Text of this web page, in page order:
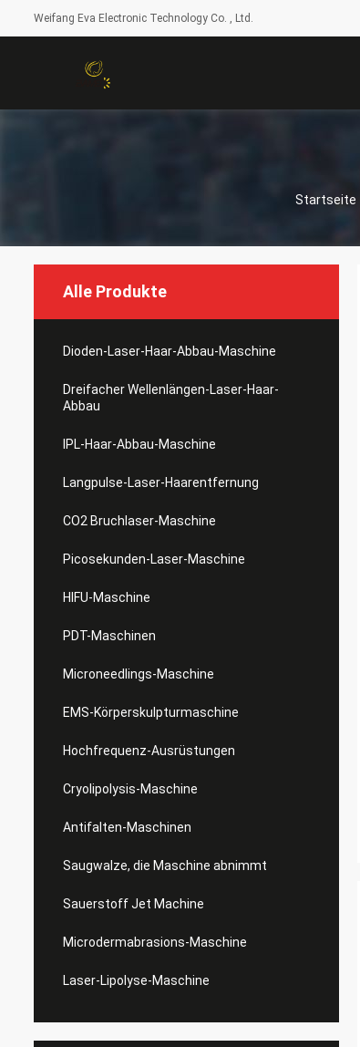
Weifang Eva Electronic Technology Co. , Ltd.
Startseite
Alle Produkte
Dioden-Laser-Haar-Abbau-Maschine
Dreifacher Wellenlängen-Laser-Haar-
Abbau
IPL-Haar-Abbau-Maschine
Langpulse-Laser-Haarentfernung
CO2 Bruchlaser-Maschine
Picosekunden-Laser-Maschine
HIFU-Maschine
PDT-Maschinen
Microneedlings-Maschine
EMS-Körperskulpturmaschine
Hochfrequenz-Ausrüstungen
Cryolipolysis-Maschine
Antifalten-Maschinen
Saugwalze, die Maschine abnimmt
Sauerstoff Jet Machine
Microdermabrasions-Maschine
Laser-Lipolyse-Maschine